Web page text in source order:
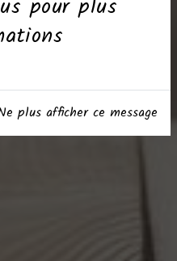
pour plus
plus afficher ce message